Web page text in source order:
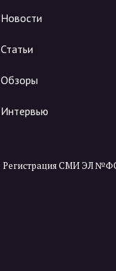
Новости
Статьи
Обзоры
Интервью
Регистрация СМИ ЭЛ №ФС